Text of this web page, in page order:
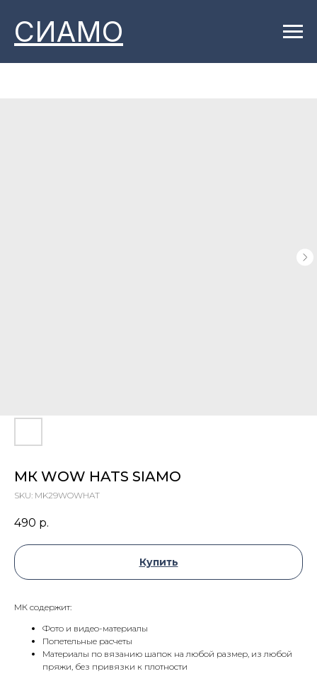
СИАМО
МК WOW HATS SIAMO
SKU: MK29WOWHAT
490 р.
Купить
МК содержит:
Фото и видео-материалы
Попетельные расчеты
Материалы по вязанию шапок на любой размер, из любой
пряжи, без привязки к плотности